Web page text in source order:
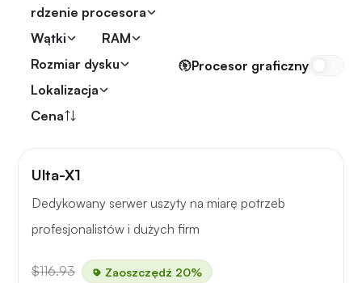
rdzenie procesora
Wątki
RAM
Rozmiar dysku
Lokalizacja
Cena
Procesor graficzny
Ulta-X1
Dedykowany serwer uszyty na miarę potrzeb
profesjonalistów i dużych firm
$116.93 Zaoszczędź 20%